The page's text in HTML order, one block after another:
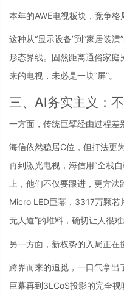
本年的AWE电视板块，竞争格
这种从“显示设备”到“家居装
形态界线。固然距离通俗家庭
来的电视，未必是一块“屏”。
三、AI务实主义：
一方面，传统巨擘经由过程差
海信依然稳居C位，但打法更
再到激光电视，海信用“全栈
上，他们不仅要跟进，更方
Micro LED巨幕，3317万颗
无人道”的堆料，确切让人很难
另一方面，新权势的入局正在
跨界而来的追觅，一口气拿出
巨幕再到3LCoS投影的完全